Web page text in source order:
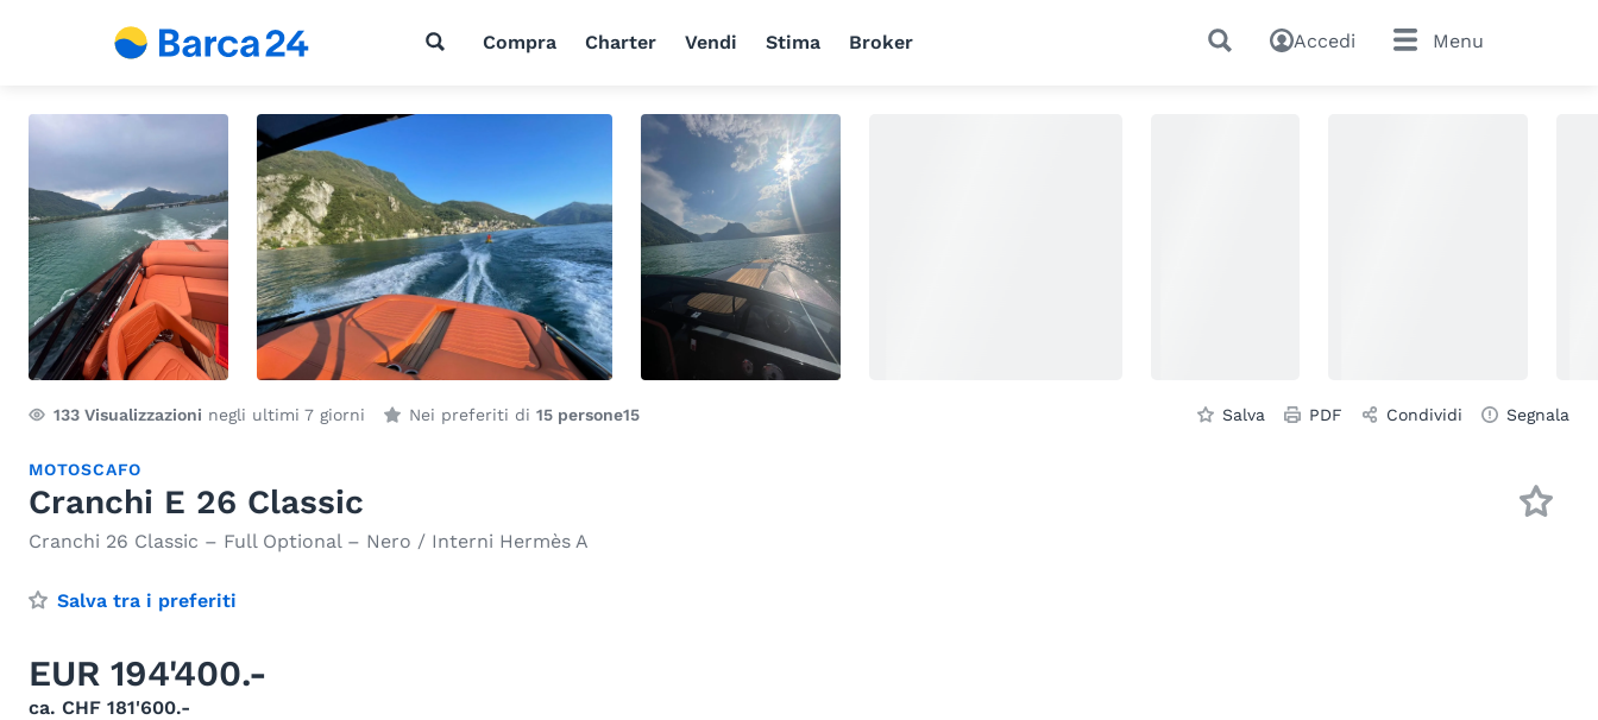
Compra Charter Vendi Stima Broker Accedi Menu
133 Visualizzazioni negli ultimi 7 giorni Nei preferiti di 15 persone15 Salva PDF Condividi Segnala
MOTOSCAFO
Cranchi E 26 Classic
Cranchi 26 Classic – Full Optional – Nero / Interni Hermès A
Salva tra i preferiti
EUR 194'400.-
ca. CHF 181'600.-